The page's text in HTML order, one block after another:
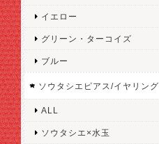
イエロー
グリーン・ターコイズ
ブルー
ソウタシエピアス/イヤリング
ALL
ソウタシエ×水玉